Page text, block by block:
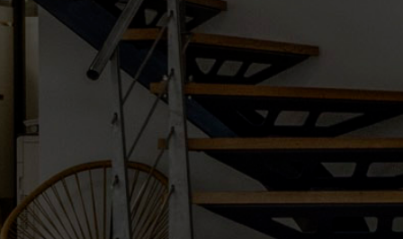
excellente compréhension des besoins et
contraintes de leurs clients.
Me A.
Mandataire Judiciaire